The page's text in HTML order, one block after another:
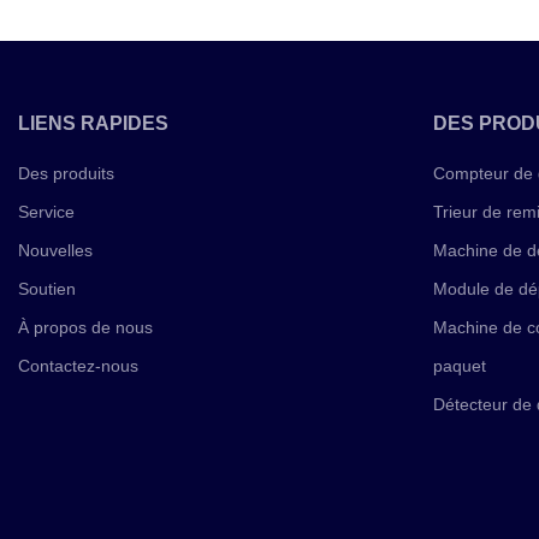
LIENS RAPIDES
Des produits
Service
Nouvelles
Soutien
À propos de nous
Contactez-nous
DES
Compteur de
Trieur de
Machine de
Module de
Machine de
paquet
Détecteur de